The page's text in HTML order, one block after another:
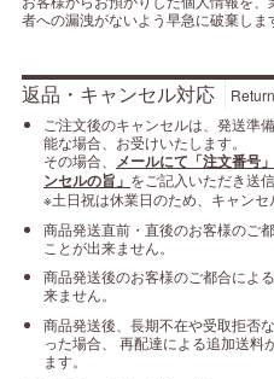
者への漏洩がないよう早急に破棄しま
返品・キャンセル対応
ご注文後のキャンセルは、発送準
能な場合、お受けいたします。
その場合、 メールにて「注文番号
ンセルの旨」 をご記入いただき送信
※土日祝は休業日のため、キャンセ
商品発送直前・直後のお客様のご
ことが出来ません。
商品発送後のお客様のご都合によ
来ません。
商品発送後、長期不在や受取拒否
った場合、 再配達による追加送料
ます。